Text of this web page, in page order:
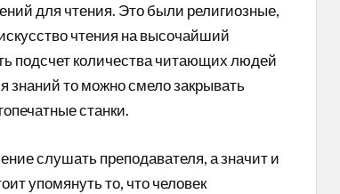
для чтения. Это были религиозные,
чтения на высочайший
подсчет количества читающих людей
знаний то можно смело закрывать
станки.
слушать преподавателя, а значит и
упомянуть то, что человек